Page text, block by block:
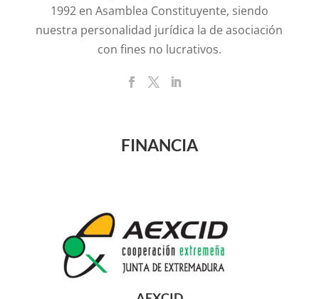
1992 en Asamblea Constituyente, siendo
nuestra personalidad jurídica la de asociación
con fines no lucrativos.
FINANCIA